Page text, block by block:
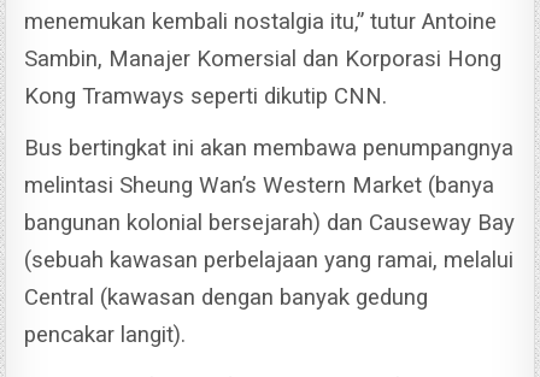
menemukan kembali nostalgia itu,” tutur Antoine
Sambin, Manajer Komersial dan Korporasi Hong
Kong Tramways seperti dikutip CNN.
Bus bertingkat ini akan membawa penumpangnya
melintasi Sheung Wan’s Western Market (banya
bangunan kolonial bersejarah) dan Causeway Bay
(sebuah kawasan perbelajaan yang ramai, melalui
Central (kawasan dengan banyak gedung
pencakar langit).